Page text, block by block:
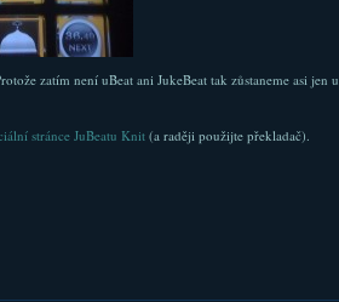
zatím není uBeat ani JukeBeat tak zůstaneme asi jen u
stránce JuBeatu Knit(a raději použijte překladač).